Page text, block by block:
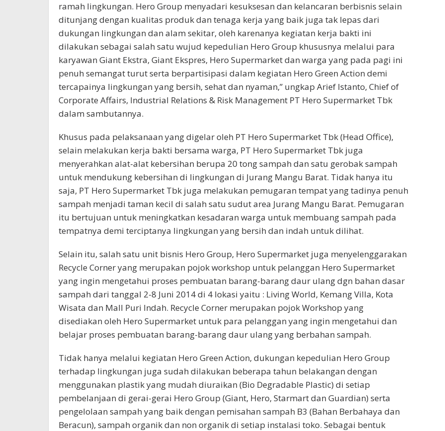
ramah lingkungan. Hero Group menyadari kesuksesan dan kelancaran berbisnis selain
ditunjang dengan kualitas produk dan tenaga kerja yang baik juga tak lepas dari
dukungan lingkungan dan alam sekitar, oleh karenanya kegiatan kerja bakti ini
dilakukan sebagai salah satu wujud kepedulian Hero Group khususnya melalui para
karyawan Giant Ekstra, Giant Ekspres, Hero Supermarket dan warga yang pada pagi ini
penuh semangat turut serta berpartisipasi dalam kegiatan Hero Green Action demi
tercapainya lingkungan yang bersih, sehat dan nyaman,” ungkap Arief Istanto, Chief of
Corporate Affairs, Industrial Relations & Risk Management PT Hero Supermarket Tbk
dalam sambutannya.
Khusus pada pelaksanaan yang digelar oleh PT Hero Supermarket Tbk (Head Office),
selain melakukan kerja bakti bersama warga, PT Hero Supermarket Tbk juga
menyerahkan alat-alat kebersihan berupa 20 tong sampah dan satu gerobak sampah
untuk mendukung kebersihan di lingkungan di Jurang Mangu Barat. Tidak hanya itu
saja, PT Hero Supermarket Tbk juga melakukan pemugaran tempat yang tadinya penuh
sampah menjadi taman kecil di salah satu sudut area Jurang Mangu Barat. Pemugaran
itu bertujuan untuk meningkatkan kesadaran warga untuk membuang sampah pada
tempatnya demi terciptanya lingkungan yang bersih dan indah untuk dilihat.
Selain itu, salah satu unit bisnis Hero Group, Hero Supermarket juga menyelenggarakan
Recycle Corner yang merupakan pojok workshop untuk pelanggan Hero Supermarket
yang ingin mengetahui proses pembuatan barang-barang daur ulang dgn bahan dasar
sampah dari tanggal 2-8 Juni 2014 di 4 lokasi yaitu : Living World, Kemang Villa, Kota
Wisata dan Mall Puri Indah. Recycle Corner merupakan pojok Workshop yang
disediakan oleh Hero Supermarket untuk para pelanggan yang ingin mengetahui dan
belajar proses pembuatan barang-barang daur ulang yang berbahan sampah.
Tidak hanya melalui kegiatan Hero Green Action, dukungan kepedulian Hero Group
terhadap lingkungan juga sudah dilakukan beberapa tahun belakangan dengan
menggunakan plastik yang mudah diuraikan (Bio Degradable Plastic) di setiap
pembelanjaan di gerai-gerai Hero Group (Giant, Hero, Starmart dan Guardian) serta
pengelolaan sampah yang baik dengan pemisahan sampah B3 (Bahan Berbahaya dan
Beracun), sampah organik dan non organik di setiap instalasi toko. Sebagai bentuk